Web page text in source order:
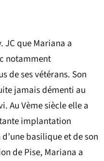
JC que Mariana a
notamment
de ses vétérans. Son
jamais démenti au
Au Vème siècle elle a
implantation
basilique et de son
de Pise, Mariana a